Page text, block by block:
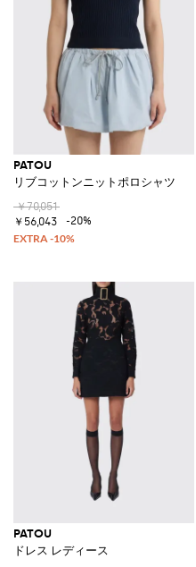
PATOU
リブコットンニットポロシャツ
￥70,051
￥56,043
-20%
PATOU
ドレス レディース